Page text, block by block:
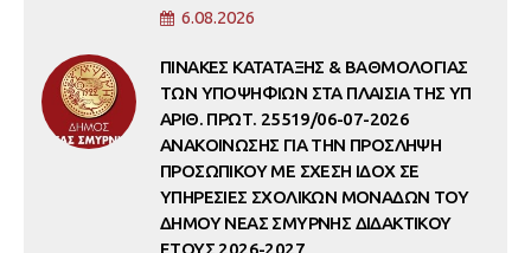
6.08.2026
ΠΙΝΑΚΕΣ ΚΑΤΑΤΑΞΗΣ & ΒΑΘΜΟΛΟΓΙΑΣ
ΤΩΝ ΥΠΟΨΗΦΙΩΝ ΣΤΑ ΠΛΑΙΣΙΑ ΤΗΣ ΥΠ
ΑΡΙΘ. ΠΡΩΤ. 25519/06-07-2026
ΑΝΑΚΟΙΝΩΣΗΣ ΓΙΑ ΤΗΝ ΠΡΟΣΛΗΨΗ
ΠΡΟΣΩΠΙΚΟΥ ΜΕ ΣΧΕΣΗ ΙΔΟΧ ΣΕ
ΥΠΗΡΕΣΙΕΣ ΣΧΟΛΙΚΩΝ ΜΟΝΑΔΩΝ ΤΟΥ
ΔΗΜΟΥ ΝΕΑΣ ΣΜΥΡΝΗΣ ΔΙΔΑΚΤΙΚΟΥ
ΕΤΟΥΣ 2026-2027